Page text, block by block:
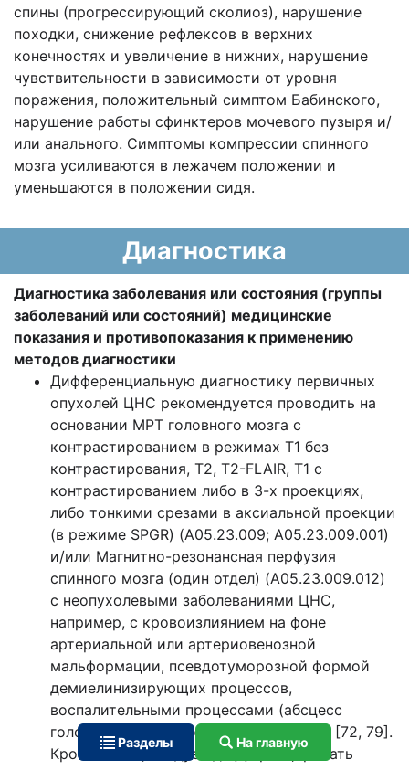
спины (прогрессирующий сколиоз), нарушение
походки, снижение рефлексов в верхних
конечностях и увеличение в нижних, нарушение
чувствительности в зависимости от уровня
поражения, положительный симптом Бабинского,
нарушение работы сфинктеров мочевого пузыря и/
или анального. Симптомы компрессии спинного
мозга усиливаются в лежачем положении и
уменьшаются в положении сидя.
Диагностика
Диагностика заболевания или состояния (группы
заболеваний или состояний) медицинские
показания и противопоказания к применению
методов диагностики
Дифференциальную диагностику первичных
опухолей ЦНС рекомендуется проводить на
основании МРТ головного мозга с
контрастированием в режимах Т1 без
контрастирования, Т2, Т2-FLAIR, Т1 с
контрастированием либо в 3-х проекциях,
либо тонкими срезами в аксиальной проекции
(в режиме SPGR) (A05.23.009; A05.23.009.001)
и/или Магнитно-резонансная перфузия
спинного мозга (один отдел) (A05.23.009.012)
с неопухолевыми заболеваниями ЦНС,
например, с кровоизлиянием на фоне
артериальной или артериовенозной
мальформации, псевдотуморозной формой
демиелинизирующих процессов,
воспалительными процессами (абсцесс
головного мозга, токсоплазмоз и др.). [72, 79].
Кроме этого, следует дифференцировать
Разделы На главную